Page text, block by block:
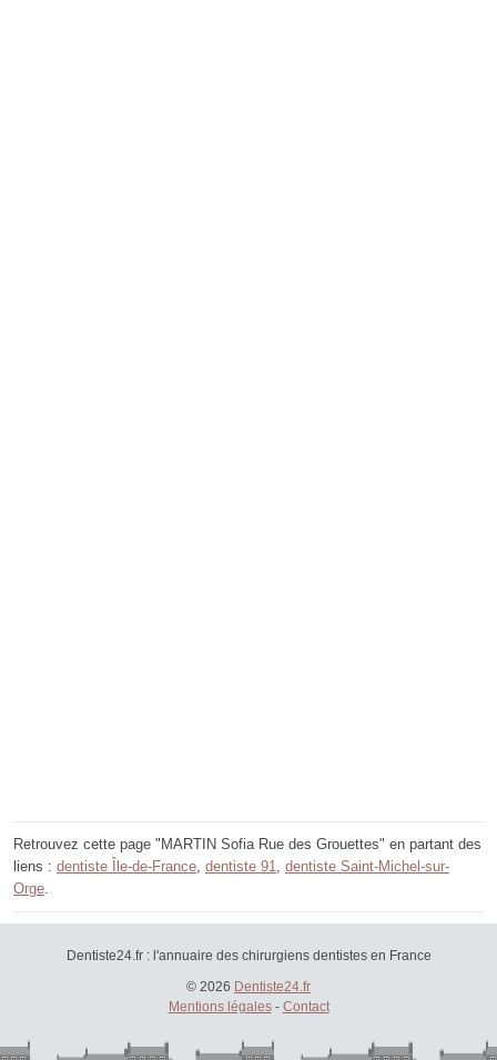
Retrouvez cette page "MARTIN Sofia Rue des Grouettes" en partant des
liens : dentiste Île-de-France dentiste 91
dentiste Saint-Michel-sur-
Orge
Dentiste24.fr : l'annuaire des chirurgiens dentistes en France
© 2026 Dentiste24.fr
Mentions légales- Contact